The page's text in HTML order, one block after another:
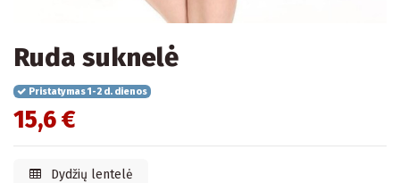
Ruda suknelė
Pristatymas 1-2 d. dienos
15,6 €
Dydžių lentelė